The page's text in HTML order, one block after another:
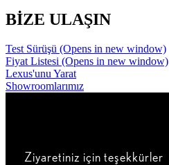
BİZE ULAŞIN
Test Sürüşü (Opens in new window)
Fiyat Listesi (Opens in new window)
Lexus'unu Yarat
Showroomlarımız
Ziyaretiniz için teşekkürler